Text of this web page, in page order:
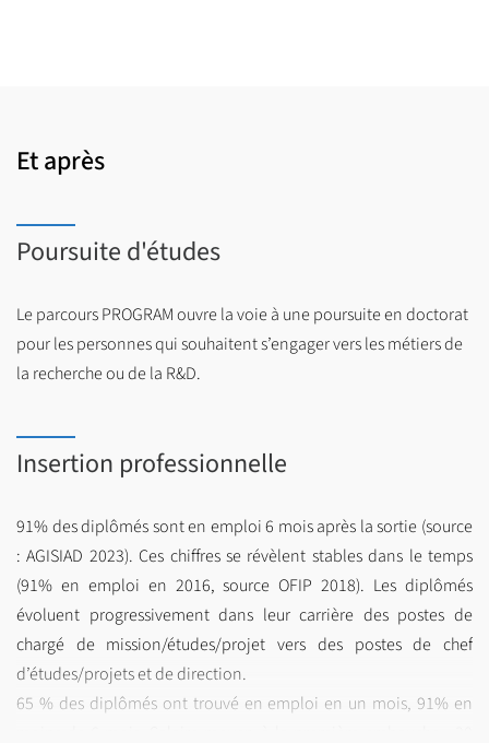
d’enseignants & professionnels, avec des livrables (mémoires,
fiches-actions, diaporama, poster etc.).
Et après
Poursuite d'études
Le parcours PROGRAM ouvre la voie à une poursuite en doctorat
pour les personnes qui souhaitent s’engager vers les métiers de
la recherche ou de la R&D.
Insertion professionnelle
91% des diplômés sont en emploi 6 mois après la sortie (source
: AGISIAD 2023). Ces chiffres se révèlent stables dans le temps
(91% en emploi en 2016, source OFIP 2018). Les diplômés
évoluent progressivement dans leur carrière des postes de
chargé de mission/études/projet vers des postes de chef
d’études/projets et de direction.
65 % des diplômés ont trouvé en emploi en un mois, 91% en